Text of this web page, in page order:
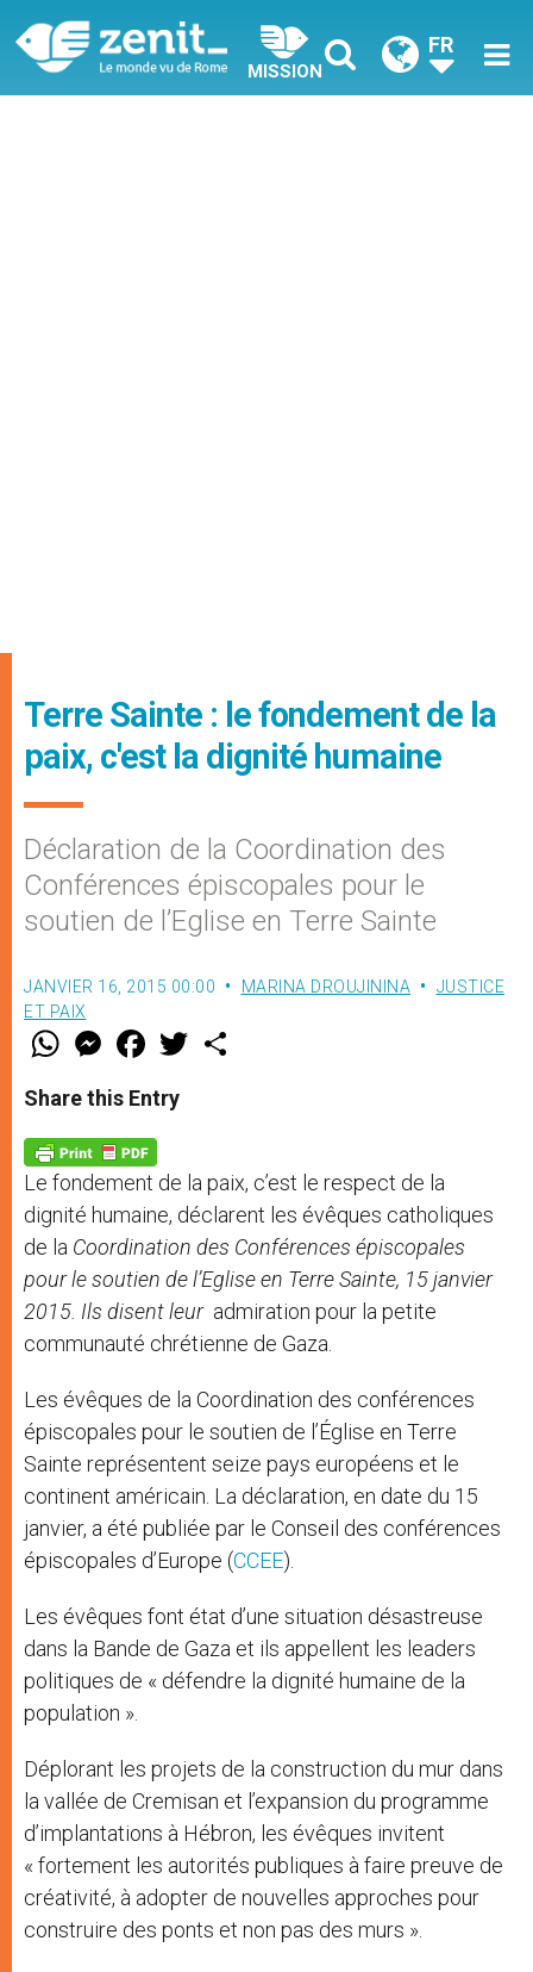
MISSION
FR
Terre Sainte : le fondement de la
paix, c'est la dignité humaine
Déclaration de la Coordination des
Conférences épiscopales pour le
soutien de l’Eglise en Terre Sainte
JANVIER 16, 2015 00:00 MARINA DROUJININA
JUSTICE
ET PAIX
W
t
s
p
p
M
e
s
e
g
e
r
F
a
e
b
o
k
w
Share this Entry
Le fondement de la paix, c’est le respect de la
dignité humaine, déclarent les évêques catholiques
de la Coordination des Conférences épiscopales
pour le soutien de l’Eglise en Terre Sainte, 15 janvier
2015. Ils disent leur admiration pour la petite
communauté chrétienne de Gaza.
Les évêques de la Coordination des conférences
épiscopales pour le soutien de l’Église en Terre
Sainte représentent seize pays européens et le
continent américain. La déclaration, en date du 15
janvier, a été publiée par le Conseil des conférences
épiscopales d’Europe (CCEE).
Les évêques font état d’une situation désastreuse
dans la Bande de Gaza et ils appellent les leaders
politiques de « défendre la dignité humaine de la
population ».
Déplorant les projets de la construction du mur dans
la vallée de Cremisan et l’expansion du programme
d’implantations à Hébron, les évêques invitent
« fortement les autorités publiques à faire preuve de
créativité, à adopter de nouvelles approches pour
construire des ponts et non pas des murs ».